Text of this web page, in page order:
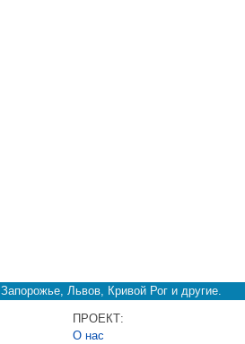
Львов, Кривой Рог и другие.
ПРОЕКТ:
О нас